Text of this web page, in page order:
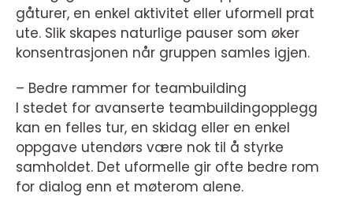
gåturer, en enkel aktivitet eller uformell prat
ute. Slik skapes naturlige pauser som øker
konsentrasjonen når gruppen samles igjen.
– Bedre rammer for teambuilding
I stedet for avanserte teambuildingopplegg
kan en felles tur, en skidag eller en enkel
oppgave utendørs være nok til å styrke
samholdet. Det uformelle gir ofte bedre rom
for dialog enn et møterom alene.